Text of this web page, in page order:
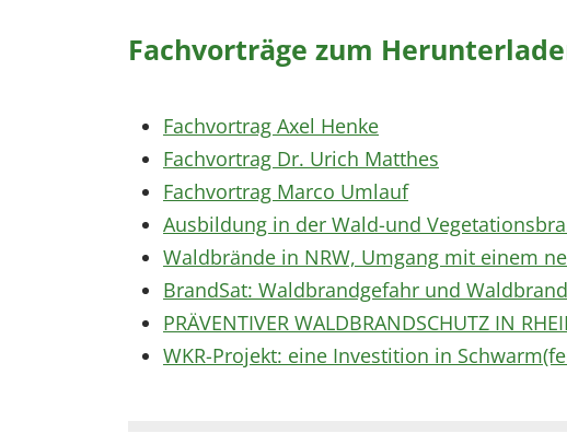
Fachvorträge zum
Fachvortrag Axel Henke
Fachvortrag Dr. Urich Matthes
Fachvortrag Marco Umlauf
Ausbildung in der Wald-und
Waldbrände in NRW, Umgang mit einem
BrandSat: Waldbrandgefahr und
PRÄVENTIVER WALDBRANDSCHUTZ IN
WKR-Projekt: eine Investition in
der Website erforderlich.
cookie_consent
Dieser Cookie speichert die
ausgewählten Einverständnis-